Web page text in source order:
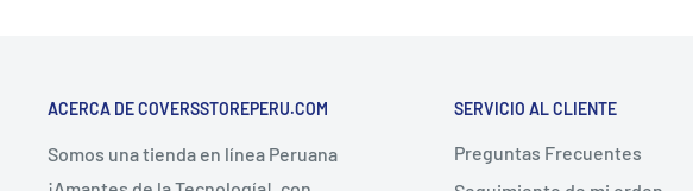
ACERCA DE COVERSSTOREPERU.COM
Somos una tienda en línea Peruana
SERVICIO AL CLIENTE
Preguntas Frecuentes